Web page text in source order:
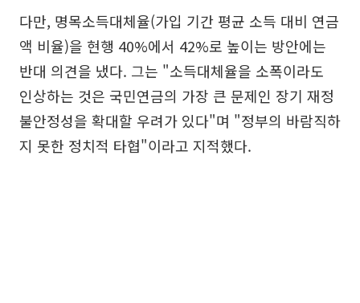
다만, 명목소득대체율(가입 기간 평균 소득 대비 연금
액 비율)을 현행 40%에서 42%로 높이는 방안에는
반대 의견을 냈다. 그는 "소득대체율을 소폭이라도
인상하는 것은 국민연금의 가장 큰 문제인 장기 재정
불안정성을 확대할 우려가 있다"며 "정부의 바람직하
지 못한 정치적 타협"이라고 지적했다.